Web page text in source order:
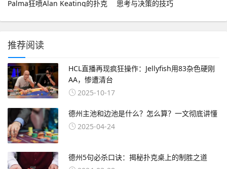
Palma狂喷Alan Keating的扑克
思考与决策的技巧
推荐阅读
HCL直播再现疯狂操作：Jellyfish用83杂色硬刚
AA，惨遭清台
2025-10-17
德州主池和边池是什么？怎么算？一文彻底讲懂
2025-04-24
德州5句必杀口诀：揭秘扑克桌上的制胜之道